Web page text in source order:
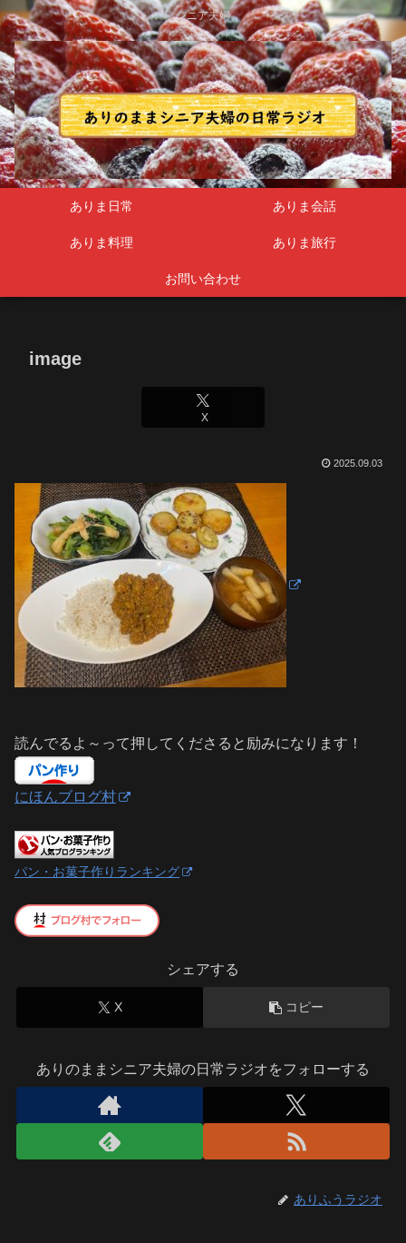
シニア夫婦
ありま日常 ありま会話
ありま料理 ありま旅行
お問い合わせ
image
X
2025.09.03
読んでるよ～って押してくださると励みになります！
にほんブログ村
パン・お菓子作りランキング
シェアする
X コピー
ありのままシニア夫婦の日常ラジオをフォローする
ありふうラジオ